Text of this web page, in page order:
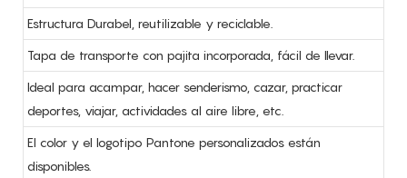
Estructura Durabel, reutilizable y reciclable.
Tapa de transporte con pajita incorporada, fácil de llevar.
Ideal para acampar, hacer senderismo, cazar, practicar
deportes, viajar, actividades al aire libre, etc.
El color y el logotipo Pantone personalizados están
disponibles.